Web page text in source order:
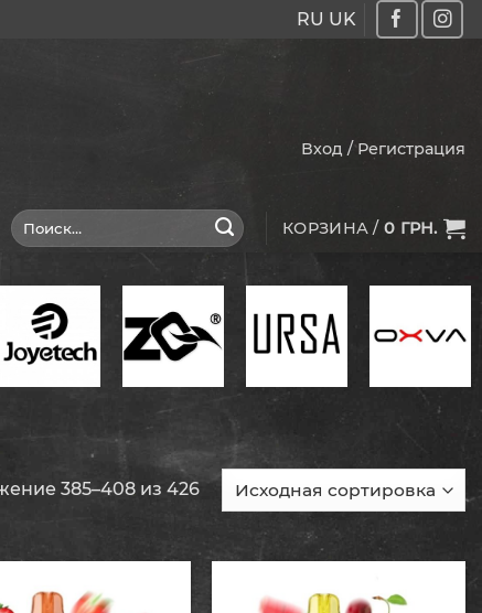
RU UK
Вход / Регистрация
Искать: КОРЗИНА / 0 ГРН.
385–408 из 426